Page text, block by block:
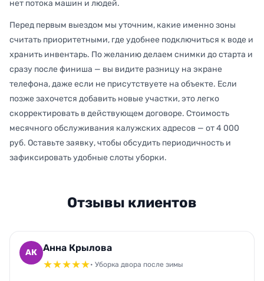
нет потока машин и людей.
Перед первым выездом мы уточним, какие именно зоны
считать приоритетными, где удобнее подключиться к воде и
хранить инвентарь. По желанию делаем снимки до старта и
сразу после финиша — вы видите разницу на экране
телефона, даже если не присутствуете на объекте. Если
позже захочется добавить новые участки, это легко
скорректировать в действующем договоре. Стоимость
месячного обслуживания калужских адресов — от 4 000
руб. Оставьте заявку, чтобы обсудить периодичность и
зафиксировать удобные слоты уборки.
Отзывы клиентов
АК Анна Крылова
★★★★★• Уборка двора после зимы